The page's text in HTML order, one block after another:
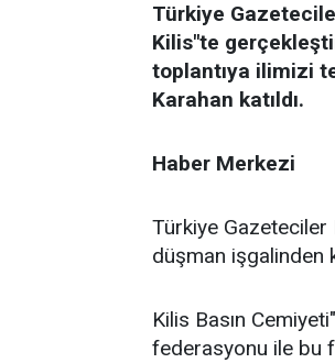
Türkiye
Kilis"te
toplantıya ilimizi
Karahan katıldı.
Haber Merkezi
Türkiye Gazeteciler
düşman işgalinden
Kilis Basın
federasyonu ile bu